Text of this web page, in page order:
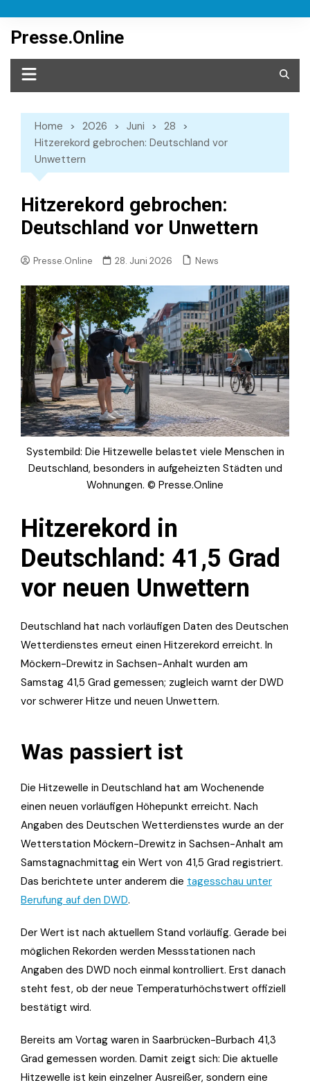
content
Presse.Online
Home 2026 Juni
28
Hitzerekord gebrochen: Deutschland vor
Unwettern
Hitzerekord gebrochen:
Deutschland vor Unwettern
Presse.Online 28. Juni 2026 News
Systembild: Die Hitzewelle belastet viele Menschen in
Deutschland, besonders in aufgeheizten Städten und
Wohnungen. © Presse.Online
Hitzerekord in
Deutschland: 41,5 Grad
vor neuen Unwettern
Deutschland hat nach vorläufigen Daten des Deutschen
Wetterdienstes erneut einen Hitzerekord erreicht. In
Möckern-Drewitz in Sachsen-Anhalt wurden am
Samstag 41,5 Grad gemessen; zugleich warnt der DWD
vor schwerer Hitze und neuen Unwettern.
Was passiert ist
Die Hitzewelle in Deutschland hat am Wochenende
einen neuen vorläufigen Höhepunkt erreicht. Nach
Angaben des Deutschen Wetterdienstes wurde an der
Wetterstation Möckern-Drewitz in Sachsen-Anhalt am
Samstagnachmittag ein Wert von 41,5 Grad registriert.
Das berichtete unter anderem die tagesschau unter
Berufung auf den DWD.
Der Wert ist nach aktuellem Stand vorläufig. Gerade bei
möglichen Rekorden werden Messstationen nach
Angaben des DWD noch einmal kontrolliert. Erst danach
steht fest, ob der neue Temperaturhöchstwert offiziell
bestätigt wird.
Bereits am Vortag waren in Saarbrücken-Burbach 41,3
Grad gemessen worden. Damit zeigt sich: Die aktuelle
Hitzewelle ist kein einzelner Ausreißer, sondern eine